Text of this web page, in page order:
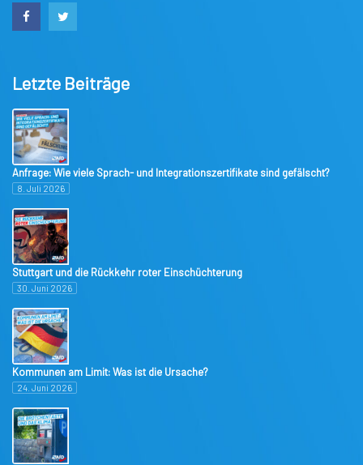
Letzte Beiträge
Anfrage: Wie viele Sprach- und Integrationszertifikate sind gefälscht?
8. Juli 2026
Stuttgart und die Rückkehr roter Einschüchterung
30. Juni 2026
Kommunen am Limit: Was ist die Ursache?
24. Juni 2026